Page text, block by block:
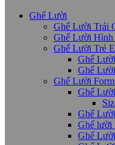
Ghế Lười
Ghế Lười Trái
Ghế Lười Hình
Ghế Lười Trẻ
Ghế
Ghế
Ghế Lười
Ghế
Ghế
Ghế lười
Ghế